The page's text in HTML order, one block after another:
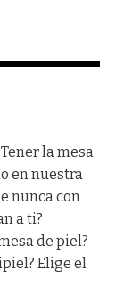
la mesa
en nuestra
nunca con
a ti?
de piel?
Elige el